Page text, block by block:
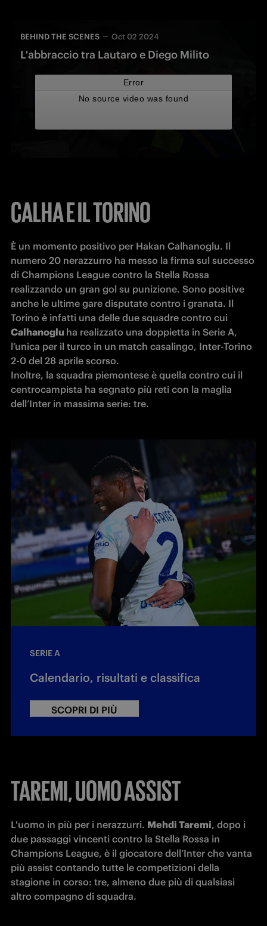
BEHIND THE SCENES Oct 02 2024
L'abbraccio tra Lautaro e Diego Milito
CALHA E IL TORINO
È un momento positivo per Hakan Calhanoglu. Il
numero 20 nerazzurro ha messo la firma sul successo
di Champions League contro la Stella Rossa
realizzando un gran gol su punizione. Sono positive
anche le ultime gare disputate contro i granata. Il
Calhanoglu ha realizzato una doppietta in Serie A,
l’unica per il turco in un match casalingo, Inter-Torino
2-0 del 28 aprile scorso.
Inoltre, la squadra piemontese è quella contro cui il
centrocampista ha segnato più reti con la maglia
dell’Inter in massima serie: tre.
SERIE A
Calendario, risultati e classifica
SCOPRI DI PIÙ
TAREMI, UOMO ASSIST
L'uomo in più per i nerazzurri. Mehdi Taremi, dopo i
due passaggi vincenti contro la Stella Rossa in
Champions League, è il giocatore dell’Inter che vanta
più assist contando tutte le competizioni della
stagione in corso: tre, almeno due più di qualsiasi
altro compagno di squadra.